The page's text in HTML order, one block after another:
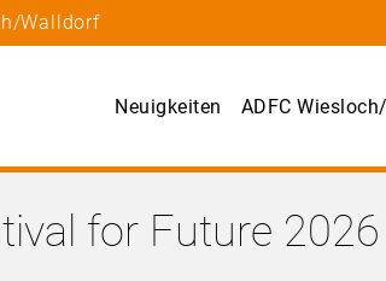
Walldorf
Neuigkeiten ADFC
for Future 2026